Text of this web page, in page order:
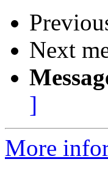
Next
]
More